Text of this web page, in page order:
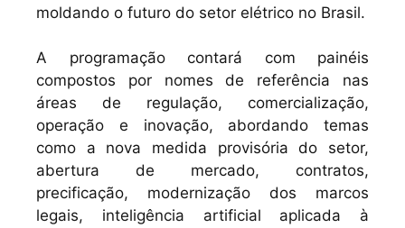
moldando o futuro do setor elétrico no Brasil.
A programação contará com painéis
compostos por nomes de referência nas
áreas de regulação, comercialização,
operação e inovação, abordando temas
como a nova medida provisória do setor,
abertura de mercado, contratos,
precificação, modernização dos marcos
legais, inteligência artificial aplicada à